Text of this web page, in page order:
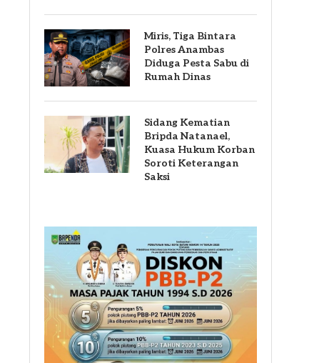
Miris, Tiga Bintara
Polres Anambas
Diduga Pesta Sabu di
Rumah Dinas
Sidang Kematian
Bripda Natanael,
Kuasa Hukum Korban
Soroti Keterangan
Saksi